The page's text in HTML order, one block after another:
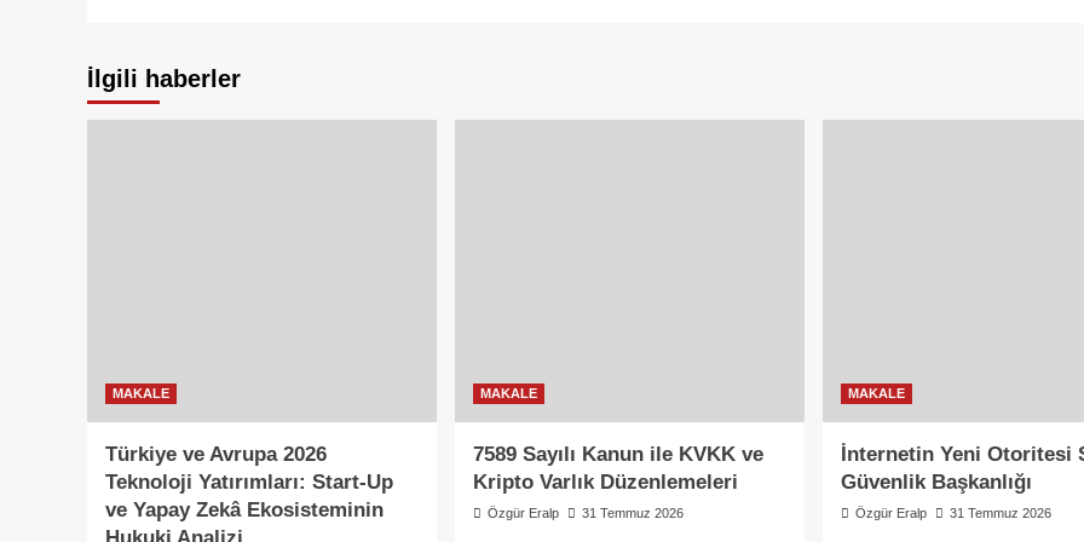
İlgili haberler
MAKALE
Türkiye ve Avrupa 2026
Teknoloji Yatırımları: Start-Up
ve Yapay Zekâ Ekosisteminin
MAKALE
7589 Sayılı Kanun ile KVKK ve
Kripto Varlık Düzenlemeleri
Özgür Eralp 31 Temmuz 2026
MAKALE
İnternetin Yeni Otoritesi
Güvenlik Başkanlığı
Özgür Eralp 31 Temmuz 2026